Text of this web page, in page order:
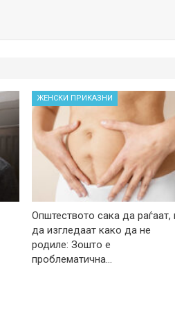
ЖЕНСКИ ПРИКАЗНИ
Општеството сака да раѓаат,
да изгледаат како да не
родиле: Зошто е
проблематична…